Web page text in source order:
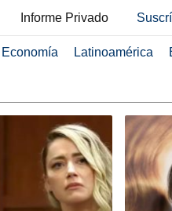
Informe Privado
Economía Latinoamérica